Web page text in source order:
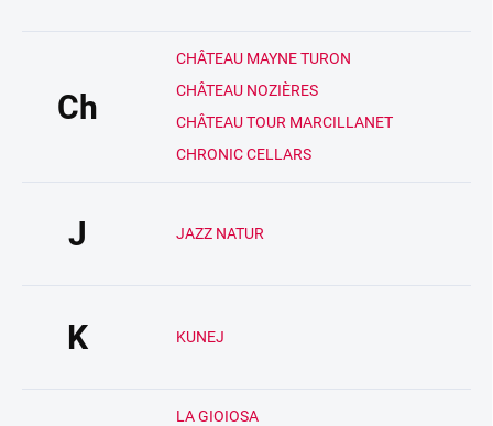
Ch
CHÂTEAU MAYNE TURON
CHÂTEAU NOZIÈRES
CHÂTEAU TOUR MARCILLANET
CHRONIC CELLARS
J JAZZ NATUR
K KUNEJ
LA GIOIOSA